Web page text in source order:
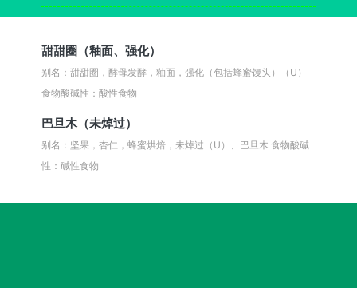
甜甜圈（釉面、强化）
别名：甜甜圈，酵母发酵，釉面，强化（包括蜂蜜馒头）（U）
食物酸碱性：酸性食物
巴旦木（未焯过）
别名：坚果，杏仁，蜂蜜烘焙，未焯过（U）、巴旦木食物酸碱
性：碱性食物